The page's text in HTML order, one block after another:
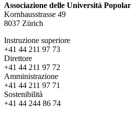
Associazione delle Università
Kornhausstrasse 49
8037 Zürich
Instruzione superiore
+41 44 211 97 73
Direttore
+41 44 211 97 72
Amministrazione
+41 44 211 97 71
Sostenibilità
+41 44 244 86 74